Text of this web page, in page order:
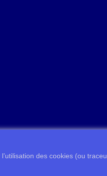
des cookies (ou